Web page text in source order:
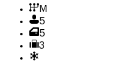
M
5
5
3